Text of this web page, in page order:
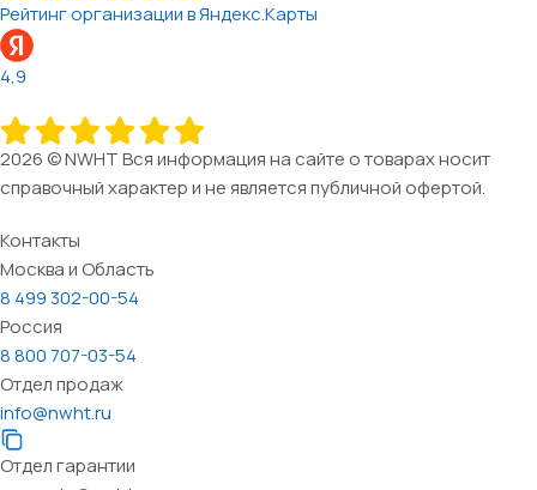
Рейтинг организации в Яндекс.Карты
4,9
2026 © NWHT Вся информация на сайте о товарах носит
справочный характер и не является публичной офертой.
Контакты
Москва и Область
8 499 302-00-54
Россия
8 800 707-03-54
Отдел продаж
info@nwht.ru
Отдел гарантии